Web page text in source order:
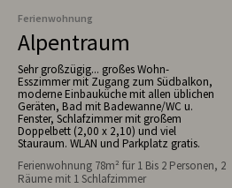
Ferienwohnung
Alpentraum
Sehr großzügig... großes Wohn-
Esszimmer mit Zugang zum Südbalkon,
moderne Einbauküche mit allen üblichen
Geräten, Bad mit Badewanne/WC u.
Fenster, Schlafzimmer mit großem
Doppelbett (2,00 x 2,10) und viel
Stauraum. WLAN und Parkplatz gratis.
Ferienwohnung 78m² für 1 Bis 2 Personen, 2
Räume mit 1 Schlafzimmer